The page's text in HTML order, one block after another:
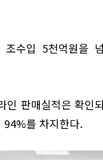
조수입 5천억원을
인 판매실적은 확인
94%를 차지한다.